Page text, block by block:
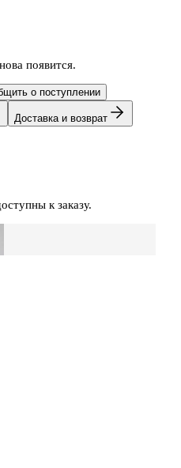
появится.
о поступлении
Доставка и возврат
к заказу.